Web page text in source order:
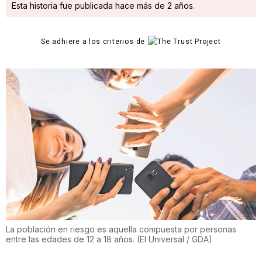
Esta historia fue publicada hace más de 2 años.
Se adhiere a los criterios de
La población en riesgo es aquella compuesta por personas
entre las edades de 12 a 18 años. (El Universal / GDA)